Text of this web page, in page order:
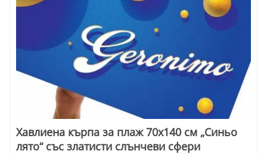
Хавлиена кърпа за плаж 70х140 см „Синьо
лято“ със златисти слънчеви сфери